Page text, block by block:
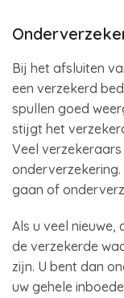
Bij het afsluiten
een verzekerd
spullen goed
stijgt het
Veel
gaan of
Als u veel
de verzekerde
zijn. U bent dan
uw gehele